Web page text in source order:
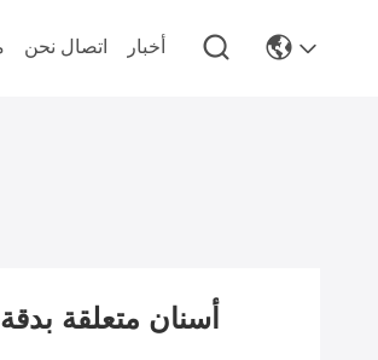
اتصال نحن أخبار
أسنان متعلقة